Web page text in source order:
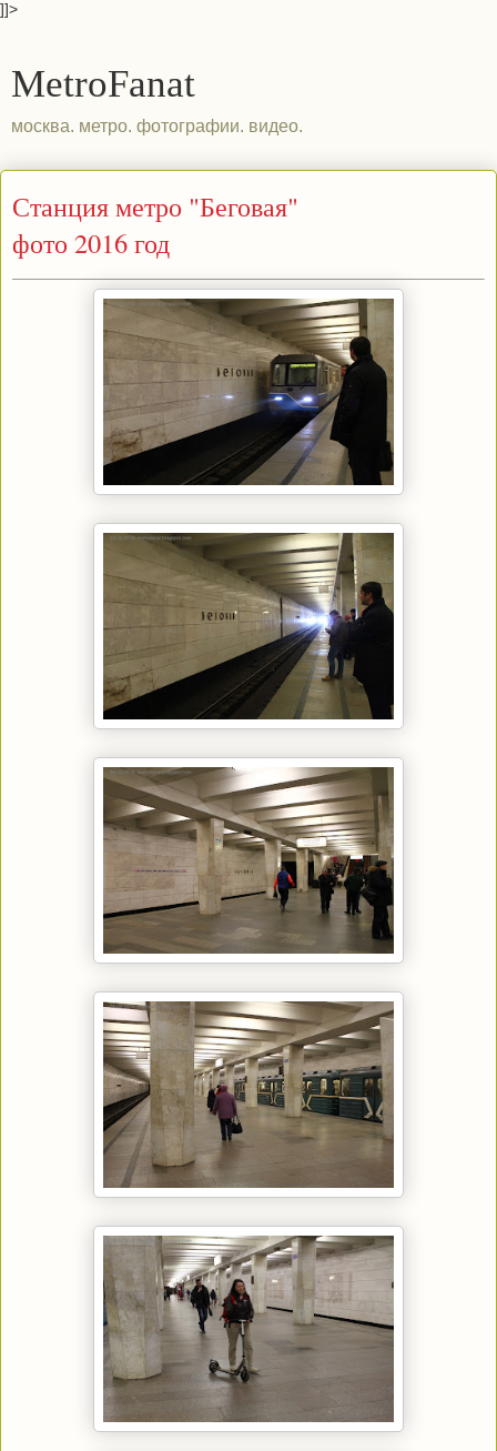
]]>
MetroFanat
москва. метро. фотографии. видео.
Станция метро "Беговая"
фото 2016 год